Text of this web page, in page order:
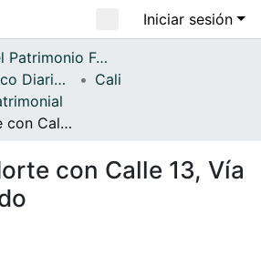
Comunidades
Todo DSpace
Estadísticas
Iniciar sesión
Archivo del Patrimonio Fotográfico y Fílmico del Valle del Cauca
Fondo Fotográfico Diario Occidente
Cali
Avenida 6 Norte con Calle 13, Vía en mal estado
con Calle 13, Vía